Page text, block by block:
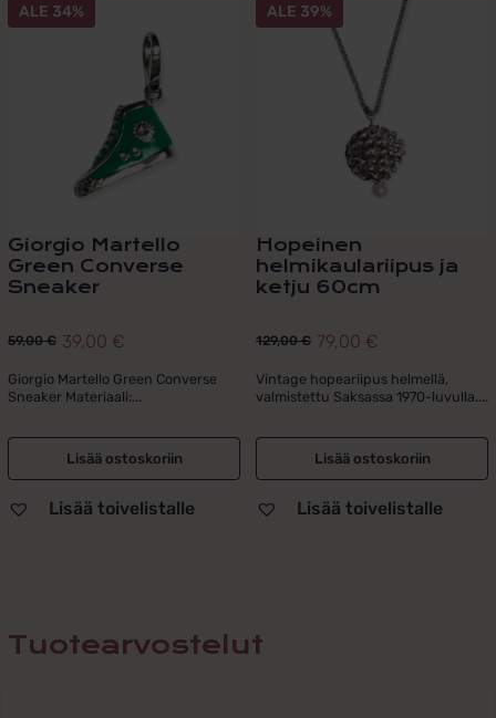
ALE 34%
Giorgio Martello
Green Converse
Sneaker
59,00€
Alkuperäinen
hinta
oli:
59,00 €.
39,00 €
Nykyinen
hinta
on:
39,00 €.
Giorgio Martello Green Converse
Sneaker Materiaali:...
Lisää ostoskoriin
Lisää toivelistalle
ALE 39%
Hopeinen
helmikaulariipus ja
ketju 60cm
129,00€
Alkuperäinen
hinta
oli:
129,00 €.
79,00 €
Nykyinen
hinta
on:
79,00 €.
Vintage hopeariipus helmellä,
valmistettu Saksassa 1970-luvulla....
Lisää ostoskoriin
Lisää toivelistalle
Tuotearvostelut